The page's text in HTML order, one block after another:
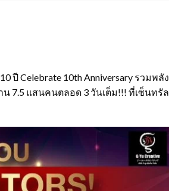
ปี Celebrate 10th Anniversary รวมพลัง
7.5 แสนคนตลอด 3 วันเต็ม!!! ที่เซ็นทรัล